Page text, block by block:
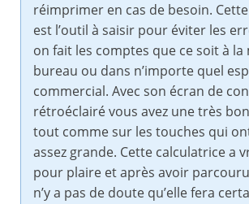
réimprimer en cas de besoin.
est l’outil à saisir pour éviter les
on fait les comptes que ce soit à la
bureau ou dans n’importe quel
commercial. Avec son écran de
rétroéclairé vous avez une très
tout comme sur les touches qui
assez grande. Cette calculatrice a
pour plaire et après avoir
n’y a pas de doute qu’elle fera